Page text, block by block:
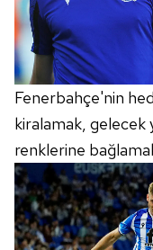
Fenerbahçe'nin
kiralamak, gelecek
renklerine